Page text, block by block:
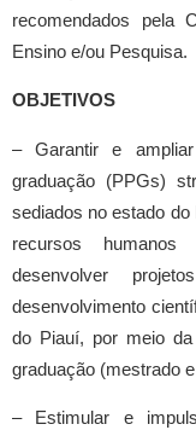
recomendados pela
Ensino e/ou Pesquisa.
OBJETIVOS
– Garantir e
graduação (PPGs)
sediados no estado
recursos humanos
desenvolver
desenvolvimento
do Piauí, por meio
graduação (mestrado
– Estimular e